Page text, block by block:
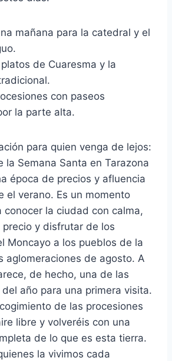
mañana para la catedral y el
de Cuaresma y la
con paseos
la parte alta.
para quien venga de lejos:
la Semana Santa en Tarazona
época de precios y afluencia
el verano. Es un momento
conocer la ciudad con calma,
precio y disfrutar de los
Moncayo a los pueblos de la
aglomeraciones de agosto. A
de hecho, una de las
año para una primera visita.
de las procesiones
libre y volveréis con una
de lo que es esta tierra.
la vivimos cada